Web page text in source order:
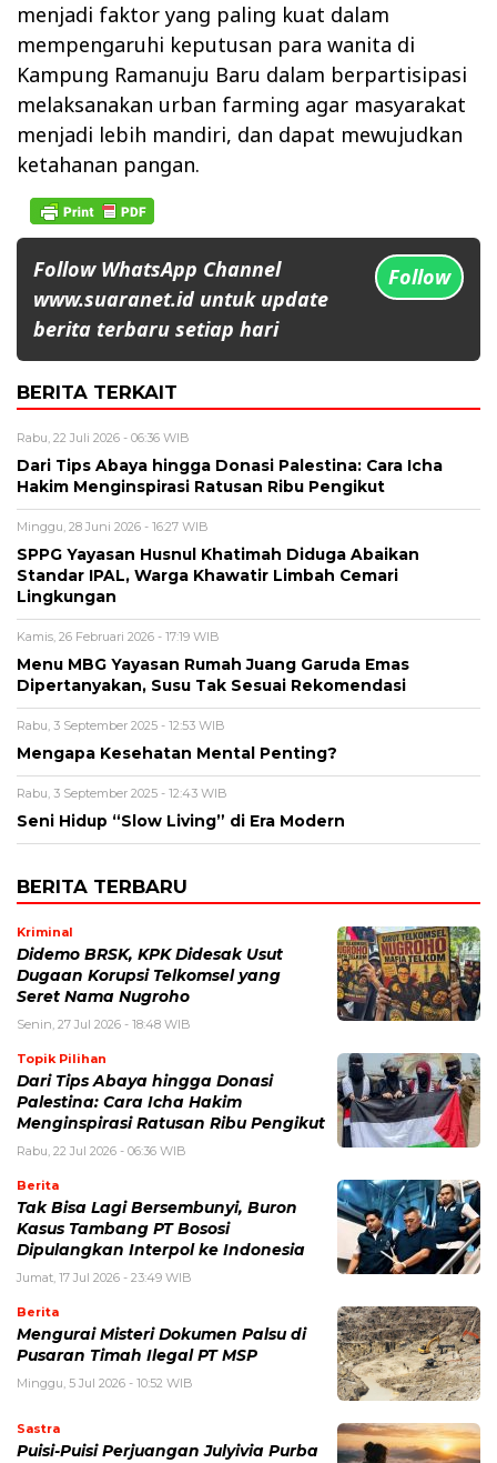
menjadi faktor yang paling kuat dalam
mempengaruhi keputusan para wanita di
Kampung Ramanuju Baru dalam berpartisipasi
melaksanakan urban farming agar masyarakat
menjadi lebih mandiri, dan dapat mewujudkan
ketahanan pangan.
Follow WhatsApp Channel
www.suaranet.id untuk update
berita terbaru setiap hari
Follow
BERITA TERKAIT
Rabu, 22 Juli 2026 - 06:36 WIB
Dari Tips Abaya hingga Donasi Palestina: Cara Icha
Hakim Menginspirasi Ratusan Ribu Pengikut
Minggu, 28 Juni 2026 - 16:27 WIB
SPPG Yayasan Husnul Khatimah Diduga Abaikan
Standar IPAL, Warga Khawatir Limbah Cemari
Lingkungan
Kamis, 26 Februari 2026 - 17:19 WIB
Menu MBG Yayasan Rumah Juang Garuda Emas
Dipertanyakan, Susu Tak Sesuai Rekomendasi
Rabu, 3 September 2025 - 12:53 WIB
Mengapa Kesehatan Mental Penting?
Rabu, 3 September 2025 - 12:43 WIB
Seni Hidup “Slow Living” di Era Modern
BERITA TERBARU
Kriminal
Didemo BRSK, KPK Didesak Usut
Dugaan Korupsi Telkomsel yang
Seret Nama Nugroho
Senin, 27 Jul 2026 - 18:48 WIB
Topik Pilihan
Dari Tips Abaya hingga Donasi
Palestina: Cara Icha Hakim
Menginspirasi Ratusan Ribu Pengikut
Rabu, 22 Jul 2026 - 06:36 WIB
Berita
Tak Bisa Lagi Bersembunyi, Buron
Kasus Tambang PT Bososi
Dipulangkan Interpol ke Indonesia
Jumat, 17 Jul 2026 - 23:49 WIB
Berita
Mengurai Misteri Dokumen Palsu di
Pusaran Timah Ilegal PT MSP
Minggu, 5 Jul 2026 - 10:52 WIB
Sastra
Puisi-Puisi Perjuangan Julyivia Purba